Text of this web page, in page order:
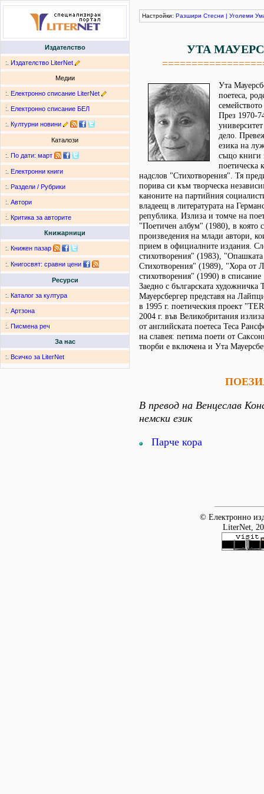
Издателство
:. Издателство LiterNet
Медии
:. Електронно списание LiterNet
:. Електронно списание БЕЛ
:. Културни новини
Каталози
:. По дати: март
:. Електронни книги
:. Раздели / Рубрики
:. Автори
:. Критика за авторите
Книжарници
:. Книжен пазар
:. Книгосвят: сравни цени
Ресурси
:. Каталог за култура
:. Артзона
:. Писмена реч
За нас
:. Всичко за LiterNet
Настройки: Разшири Стесни | Уголеми
УТА
Ута
поетеса,
През 1970-
дело.
езика на
също книги
поетическа
надслов "Стихотворения". Тя
порива си към творческа
каноните на партийния
владеещ в литературата на
република. Излиза и томче на
"Поетичен албум" (1980), в която
произведения на млади автори,
прием в официалните издания.
стихотворения" (1983),
Стихотворения" (1989), "Хора от
стихотворения" (1990) в
Заедно с българската художничка
Мауерсбергер представя на
в 1995 г. поетическия проект
2004 г. във Великобритания
от английската поетеса Теса
на славея: петима поети от
творби е включена и Ута
В превод на Венцеслав
немски език
Парче кора
© Електронно
LiterNet,